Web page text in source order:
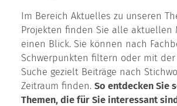
Im Bereich Aktuelles zu unseren
Projekten finden Sie alle aktuellen
einen Blick. Sie können nach
Schwerpunkten filtern oder mit
Suche gezielt Beiträge nach
Zeitraum finden. So entdecken Sie
Themen, die für Sie interessant